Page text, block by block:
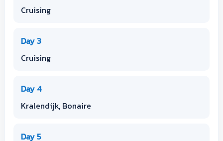
Cruising
Day 3
Cruising
Day 4
Kralendijk, Bonaire
Day 5